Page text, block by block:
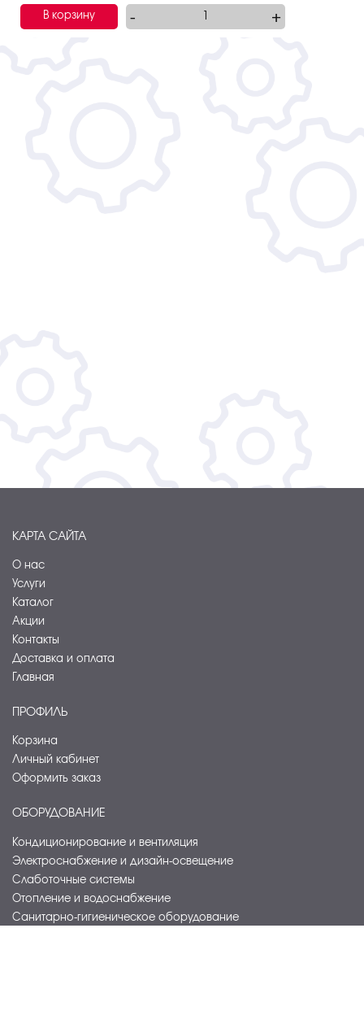
В корзину +
-
КАРТА САЙТА
О нас
Услуги
Каталог
Акции
Контакты
Доставка и оплата
Главная
ПРОФИЛЬ
Корзина
Личный кабинет
Оформить заказ
ОБОРУДОВАНИЕ
Кондиционирование и вентиляция
Электроснабжение и дизайн-освещение
Слаботочные системы
Отопление и водоснабжение
Санитарно-гигиеническое оборудование